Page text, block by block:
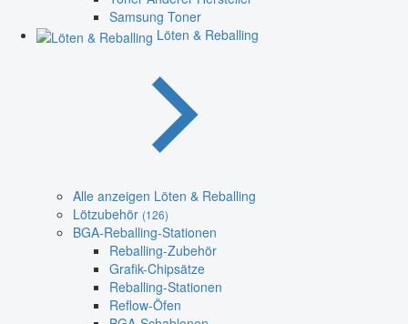
Samsung Toner
Löten & Reballing
Alle anzeigen Löten & Reballing
Lötzubehör (126)
BGA-Reballing-Stationen
Reballing-Zubehör
Grafik-Chipsätze
Reballing-Stationen
Reflow-Öfen